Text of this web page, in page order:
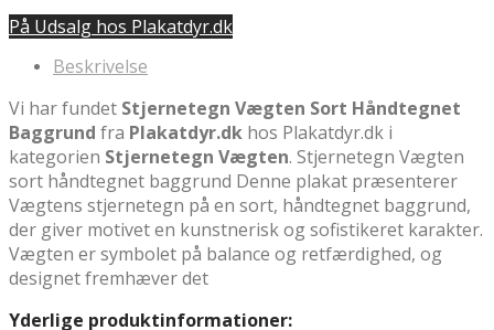
pris
kr.249.00.
pris
kr.186.75.
På Udsalg hos Plakatdyr.dk
Beskrivelse
Vi har fundet Stjernetegn Vægten Sort Håndtegnet
Baggrund fra Plakatdyr.dk hos Plakatdyr.dk i
kategorien Stjernetegn Vægten. Stjernetegn Vægten
sort håndtegnet baggrund Denne plakat præsenterer
Vægtens stjernetegn på en sort, håndtegnet baggrund,
der giver motivet en kunstnerisk og sofistikeret karakter.
Vægten er symbolet på balance og retfærdighed, og
designet fremhæver det
Yderlige produktinformationer: